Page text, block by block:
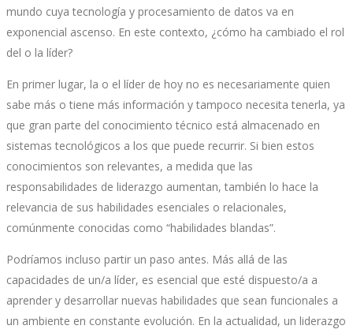
mundo cuya tecnología y procesamiento de datos va en
exponencial ascenso. En este contexto, ¿cómo ha cambiado el rol
del o la líder?
En primer lugar, la o el líder de hoy no es necesariamente quien
sabe más o tiene más información y tampoco necesita tenerla, ya
que gran parte del conocimiento técnico está almacenado en
sistemas tecnológicos a los que puede recurrir. Si bien estos
conocimientos son relevantes, a medida que las
responsabilidades de liderazgo aumentan, también lo hace la
relevancia de sus habilidades esenciales o relacionales,
comúnmente conocidas como “habilidades blandas”.
Podríamos incluso partir un paso antes. Más allá de las
capacidades de un/a líder, es esencial que esté dispuesto/a a
aprender y desarrollar nuevas habilidades que sean funcionales a
un ambiente en constante evolución. En la actualidad, un liderazgo